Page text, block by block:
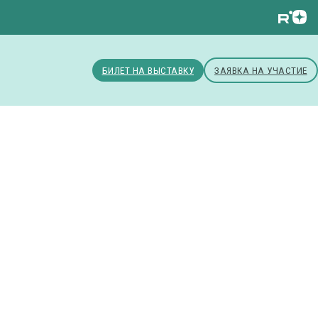
БИЛЕТ НА ВЫСТАВКУ ЗАЯВКА НА УЧАСТИЕ